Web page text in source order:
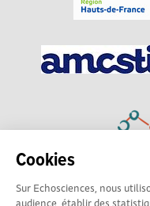
Cookies
Sur Echosciences, nous
audience, établir des
Explorer, s’exprimer,